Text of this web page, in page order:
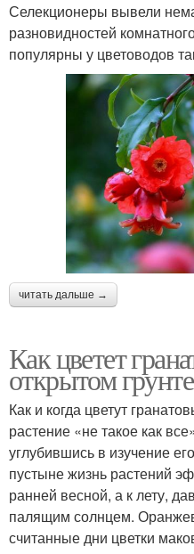
Селекционеры вывели
разновидностей
популярны у цветоводов
читать дальше →
Как цветет
открытом грунте
Как и когда цветут
растение «не такое как
углубившись в изучение
пустыне жизнь растений
ранней весной, а к лету,
палящим солнцем.
считанные дни цветки